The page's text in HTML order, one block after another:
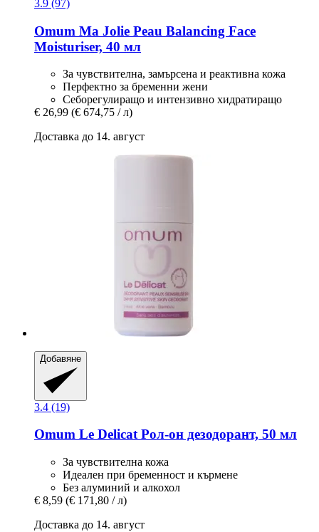
3.9 (97)
Omum Ma Jolie Peau Balancing Face
Moisturiser, 40 мл
За чувствителна, замърсена и реактивна кожа
Перфектно за бременни жени
Себорегулиращо и интензивно хидратиращо
€ 26,99 (€ 674,75 / л)
Доставка до 14. август
Добавяне
3.4 (19)
Omum Le Delicat Рол-​он дезодорант, 50 мл
За чувствителна кожа
Идеален при бременност и кърмене
Без алуминий и алкохол
€ 8,59 (€ 171,80 / л)
Доставка до 14. август